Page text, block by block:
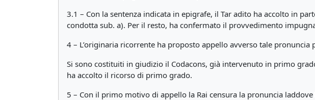
3.1 – Con la sentenza indicata in epigrafe, il Tar adito ha accolto in
condotta sub. a). Per il resto, ha confermato il provvedimento
4 – L’originaria ricorrente ha proposto appello avverso tale
Si sono costituiti in giudizio il Codacons, già intervenuto in primo
ha accolto il ricorso di primo grado.
5 – Con il primo motivo di appello la Rai censura la pronuncia